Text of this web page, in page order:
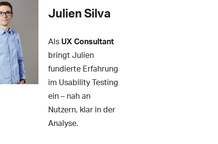
Julien Silva
Als UX Consultant
bringt Julien
fundierte Erfahrung
im Usability Testing
ein – nah an
Nutzern, klar in der
Analyse.